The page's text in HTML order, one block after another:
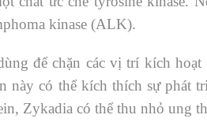
kinase (ALK).
để chặn các vị trí kích
này có thể kích thích sự phát
Zykadia có thể thu nhỏ ung